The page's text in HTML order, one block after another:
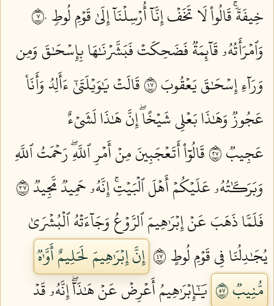
خِيفَةٗۚ قَالُواْ لَا تَخَفۡ إِنَّآ أُرۡسِلۡنَآ إِلَىٰ قَوۡمِ لُوطٖ ٧٠
وَٱمۡرَأَتُهُۥ قَآئِمَةٞ فَضَحِكَتۡ فَبَشَّرۡنَٰهَا بِإِسۡحَٰقَ وَمِن
وَرَآءِ إِسۡحَٰقَ يَعۡقُوبَ ٧١
قَالَتۡ يَٰوَيۡلَتَىٰٓ ءَأَلِدُ وَأَنَا۠
عَجُوزٞ وَهَٰذَا بَعۡلِي شَيۡخًاۖ إِنَّ هَٰذَا لَشَيۡءٌ
عَجِيبٞ ٧٢
قَالُوٓاْ أَتَعۡجَبِينَ مِنۡ أَمۡرِ ٱللَّهِۖ رَحۡمَتُ ٱللَّهِ
وَبَرَكَٰتُهُۥ عَلَيۡكُمۡ أَهۡلَ ٱلۡبَيۡتِۚ إِنَّهُۥ حَمِيدٞ مَّجِيدٞ ٧٣
فَلَمَّا ذَهَبَ عَنۡ إِبۡرَٰهِيمَ ٱلرَّوۡعُ وَجَآءَتۡهُ ٱلۡبُشۡرَىٰ
يُجَٰدِلُنَا فِي قَوۡمِ لُوطٍ ٧٤
إِنَّ إِبۡرَٰهِيمَ لَحَلِيمٌ أَوَّٰهٞ
مُّنِيبٞ ٧٥
يَٰٓإِبۡرَٰهِيمُ أَعۡرِضۡ عَنۡ هَٰذَآۖ إِنَّهُۥ قَدۡ